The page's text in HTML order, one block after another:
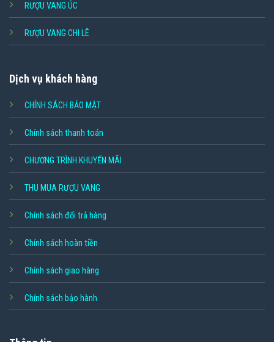
RƯỢU VANG ÚC
RƯỢU VANG CHI LÊ
Dịch vụ khách hàng
CHÍNH SÁCH BẢO MẬT
Chính sách thanh toán
CHƯƠNG TRÌNH KHUYẾN MÃI
THU MUA RƯỢU VANG
Chính sách đổi trả hàng
Chính sách hoàn tiền
Chính sách giao hàng
Chính sách bảo hành